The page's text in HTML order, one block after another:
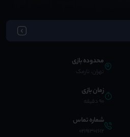
محدوده بازی
تهران، نارمک
زمان بازی
90 دقیقه
شماره تماس
02191301612